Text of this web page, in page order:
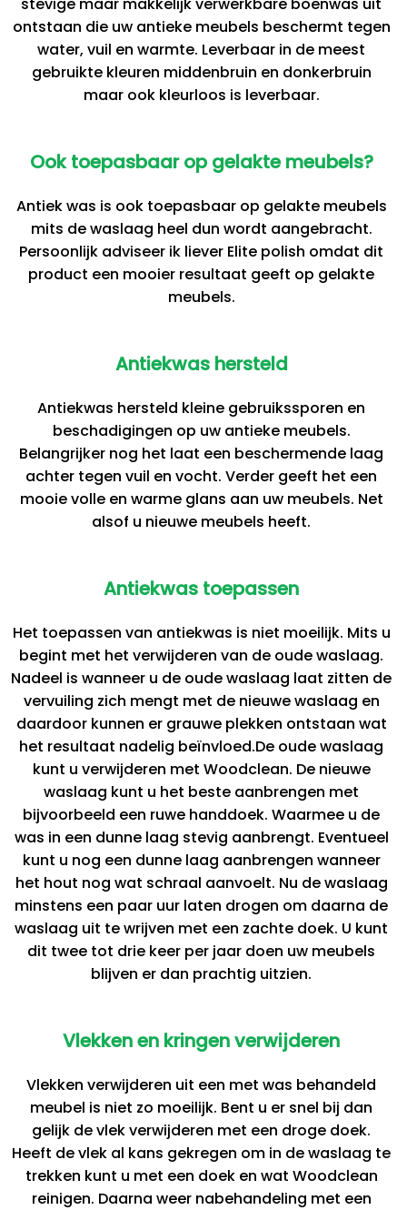
ontstaan die uw antieke meubels beschermt tegen
water, vuil en warmte. Leverbaar in de meest
gebruikte kleuren middenbruin en donkerbruin
maar ook kleurloos is leverbaar.
Ook toepasbaar op gelakte meubels?
Antiek was is ook toepasbaar op gelakte meubels
mits de waslaag heel dun wordt aangebracht.
Persoonlijk adviseer ik liever Elite polish omdat dit
product een mooier resultaat geeft op gelakte
meubels.
Antiekwas hersteld
Antiekwas hersteld kleine gebruikssporen en
beschadigingen op uw antieke meubels.
Belangrijker nog het laat een beschermende laag
achter tegen vuil en vocht. Verder geeft het een
mooie volle en warme glans aan uw meubels. Net
alsof u nieuwe meubels heeft.
Antiekwas toepassen
Het toepassen van antiekwas is niet moeilijk. Mits u
begint met het verwijderen van de oude waslaag.
Nadeel is wanneer u de oude waslaag laat zitten de
vervuiling zich mengt met de nieuwe waslaag en
daardoor kunnen er grauwe plekken ontstaan wat
het resultaat nadelig beïnvloed.De oude waslaag
kunt u verwijderen met Woodclean. De nieuwe
waslaag kunt u het beste aanbrengen met
bijvoorbeeld een ruwe handdoek. Waarmee u de
was in een dunne laag stevig aanbrengt. Eventueel
kunt u nog een dunne laag aanbrengen wanneer
het hout nog wat schraal aanvoelt. Nu de waslaag
minstens een paar uur laten drogen om daarna de
waslaag uit te wrijven met een zachte doek. U kunt
dit twee tot drie keer per jaar doen uw meubels
blijven er dan prachtig uitzien.
Vlekken en kringen verwijderen
Vlekken verwijderen uit een met was behandeld
meubel is niet zo moeilijk. Bent u er snel bij dan
gelijk de vlek verwijderen met een droge doek.
Heeft de vlek al kans gekregen om in de waslaag te
trekken kunt u met een doek en wat Woodclean
reinigen. Daarna weer nabehandeling met een